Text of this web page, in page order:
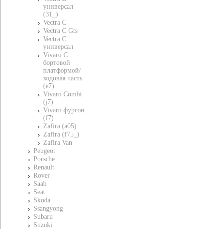
универсал
(31_)
Vectra C
Vectra C Gts
Vectra C
универсал
Vivaro C
бортовой
платформой/
ходовая часть
(e7)
Vivaro Combi
(j7)
Vivaro фургон
(f7)
Zafira (a05)
Zafira (f75_)
Zafira Van
Peugeot
Porsche
Renault
Rover
Saab
Seat
Skoda
Ssangyong
Subaru
Suzuki